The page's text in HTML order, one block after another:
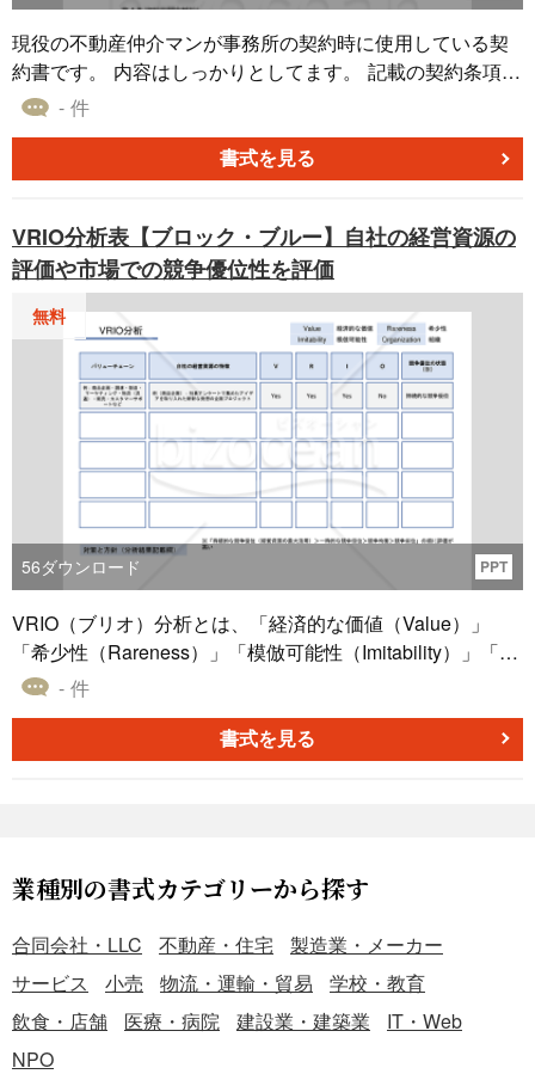
現役の不動産仲介マンが事務所の契約時に使用している契
約書です。 内容はしっかりとしてます。 記載の契約条項は
下記のとおりです。 1.賃貸借物件 2．賃貸借期間と更新
用 7. 賃料等の改定 8．敷金・保証金 9．礼金 10．償却費
11．遅延損害金 12．禁止事項 13．造作・設備工事等 14．
項又は身分等の変更通知 19. 契約の解除 20．反社会的勢
力の排除・制限 21．不可抗力による契約の終了 22．原状
回復等 23．賃貸借期間開始前の解約 24．連帯保証人 25．
財務状況等の説明 26．家賃債務保証業者の提供する保証 2
7．消費税及び地方消費税 28．保険の加入 29．守秘義務 3
0. 準拠法 31．裁判管轄 32．定めなき事項
- 件
書式を見る
VRIO分析表【ブロック・ブルー】自社の経営資源の
評価や市場での競争優位性を評価
無料
56ダウンロード PPT
VRIO（ブリオ）分析とは、「経済的な価値（Value）」
「希少性（Rareness）」「模倣可能性（Imitability）」「組
織（Organization）」の4項目から、自社の経営資源（人
価できるフレームワークのことです。これらの頭文字を取
ってVRIO分析と呼ばれます。 これら4項目を基に、自社の
優位性が明らかになるとともに、弱みをどう克服し、強化
を図るかなどを把握することが可能です。競争優位性が高
まれば、ブランド力の向上にもつながり、市場シェアの拡
大や顧客満足度のアップといった副次的な効果も期待でき
るでしょう。 こちらは、そのPowerPointバージョンとなり
ます。 ブルーをベースにしたブロックを採用しているデザ
インで、視覚的に訴えたい場合に適しています。 テンプレ
- 件
書式を見る
業種別の書式カテゴリーから探す
合同会社・LLC 不動産・住宅
製造業・メーカー
サービス
小売 物流・運輸・貿易
学校・教育
飲食・店舗
医療・病院 建設業・建築業
IT・Web
NPO